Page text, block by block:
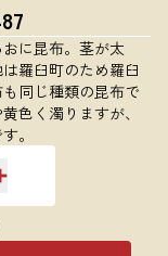
に昆布。茎が太
羅臼町のため羅臼
同じ種類の昆布で
色く濁りますが、
。